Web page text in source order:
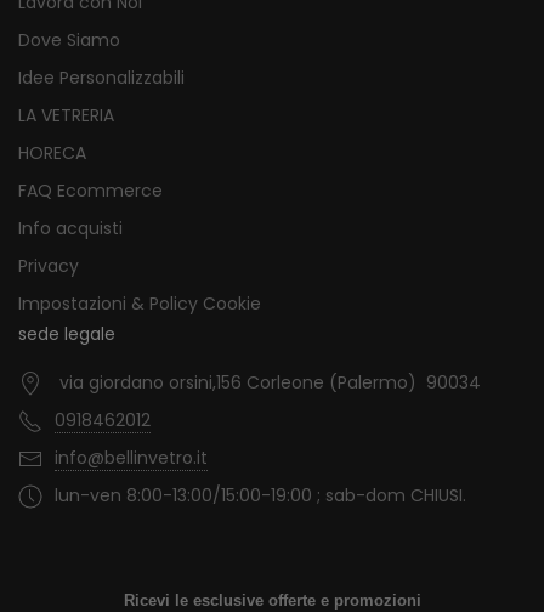
Dove Siamo
Idee Personalizzabili
LA VETRERIA
HORECA
FAQ Ecommerce
Info acquisti
Privacy
Impostazioni & Policy Cookie
sede legale
via giordano orsini,156 Corleone (Palermo) 90034
0918462012
info@bellinvetro.it
lun-ven 8:00-13:00/15:00-19:00 ; sab-dom CHIUSI.
Ricevi le esclusive offerte e promozioni